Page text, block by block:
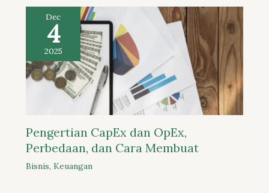
Dec
4
2025
Pengertian CapEx dan OpEx,
Perbedaan, dan Cara Membuat
Bisnis, Keuangan